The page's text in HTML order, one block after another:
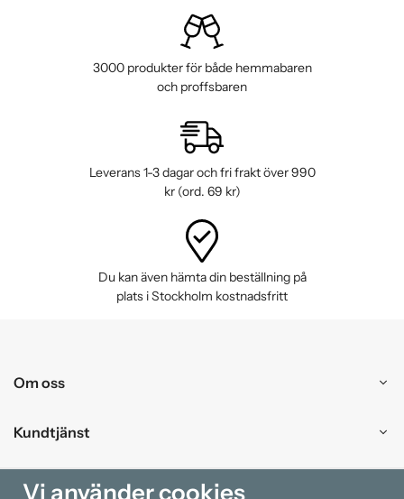
3000 produkter för både hemmabaren
och proffsbaren
Leverans 1-3 dagar och fri frakt över 990
kr (ord. 69 kr)
Du kan även hämta din beställning på
plats i Stockholm kostnadsfritt
Om oss
Kundtjänst
Handla
Vi använder cookies